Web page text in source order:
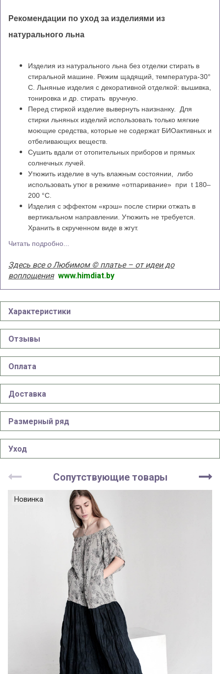
Рекомендации по уход за изделиями из
натурального льна
Изделия из натурального льна без отделки стирать в
стиральной машине. Режим щадящий, температура-30°
С. Льняные изделия с декоративной отделкой: вышивка,
тонировка и др. стирать вручную.
Перед стиркой изделие вывернуть наизнанку. Для
стирки льняных изделий использовать только мягкие
моющие средства, которые не содержат БИОактивных и
отбеливающих веществ.
Сушить вдали от отопительных приборов и прямых
солнечных лучей.
Утюжить изделие в чуть влажным состоянии, либо
использовать утюг в режиме «отпаривание» при t 180–
200 °С.
Изделия с эффектом «крэш» после стирки отжать в
вертикальном направлении. Утюжить не требуется.
Хранить в скрученном виде в жгут.
Читать подробно...
Здесь все о Любимом © платье – от идеи до
воплощения www.himdiat.by
Характеристики
Отзывы
Оплата
Доставка
Размерный ряд
Уход
Сопутствующие товары
Новинка